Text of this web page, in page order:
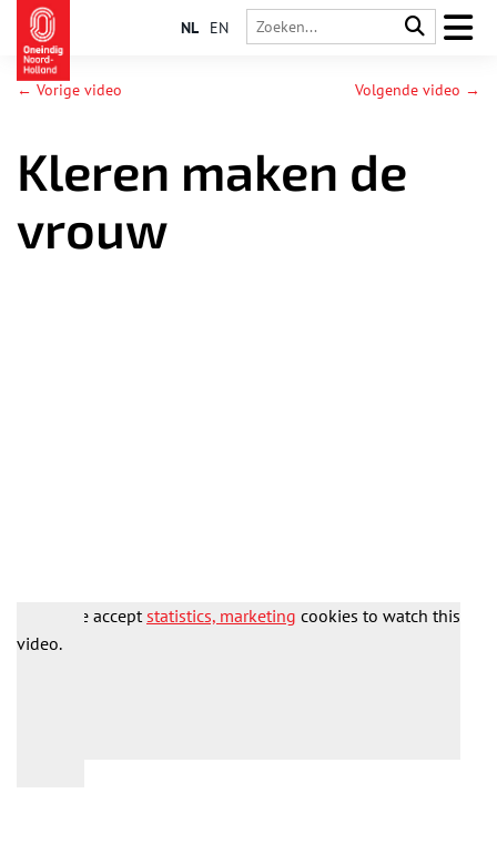
NL EN
← Vorige video Volgende video →
Kleren maken de
vrouw
Please acceptstatistics, marketing cookies to watch this
video.